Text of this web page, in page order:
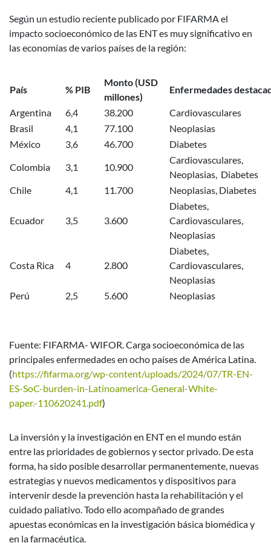
Según un estudio reciente publicado por FIFARMA el
impacto socioeconómico de las ENT es muy significativo en
las economías de varios países de la región:
País % PIB
Monto (USD
millones)
Enfermedades
Argentina
6,4 38.200
Cardiovasculares
Brasil
4,1 77.100
Neoplasias
México
3,6 46.700
Diabetes
Colombia
3,1 10.900
Cardiovasculares,
Neoplasias, Diabetes
Chile
4,1 11.700 Neoplasias, Diabetes
Ecuador 3,5 3.600
Diabetes,
Cardiovasculares,
Neoplasias
Costa Rica 4 2.800
Diabetes,
Cardiovasculares,
Neoplasias
Perú
2,5 5.600 Neoplasias
Fuente: FIFARMA- WIFOR. Carga socioeconómica de las
principales enfermedades en ocho países de América Latina.
(https://fifarma.org/wp-content/uploads/2024/07/TR-EN-
ES-SoC-burden-in-Latinoamerica-General-White-
paper.-110620241.pdf)
La inversión y la investigación en ENT en el mundo están
entre las prioridades de gobiernos y sector privado. De esta
forma, ha sido posible desarrollar permanentemente, nuevas
estrategias y nuevos medicamentos y dispositivos para
intervenir desde la prevención hasta la rehabilitación y el
cuidado paliativo. Todo ello acompañado de grandes
apuestas económicas en la investigación básica biomédica y
en la farmacéutica.